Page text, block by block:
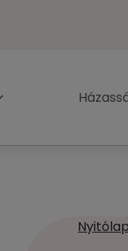
Nyitólap